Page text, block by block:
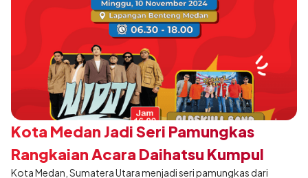
Kota Medan Jadi Seri Pamungkas
Rangkaian Acara Daihatsu Kumpul
Kota Medan, Sumatera Utara menjadi seri pamungkas dari